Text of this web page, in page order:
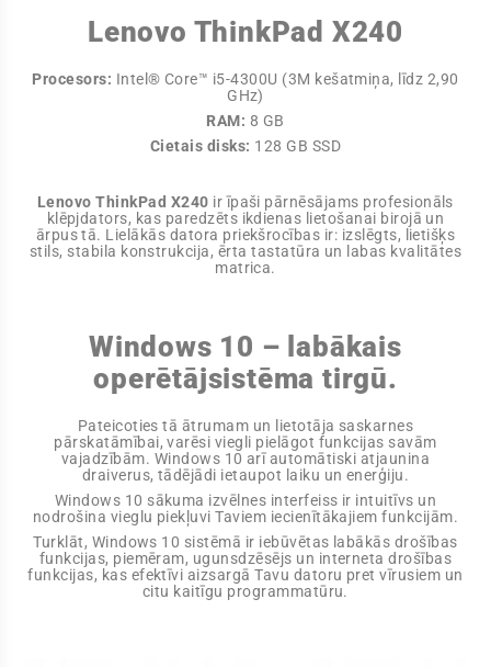
Lenovo ThinkPad X240
Procesors: Intel® Core™ i5-4300U (3M kešatmiņa, līdz 2,90
GHz)
RAM: 8 GB
Cietais disks: 128 GB SSD
Lenovo ThinkPad X240 ir īpaši pārnēsājams profesionāls
klēpjdators, kas paredzēts ikdienas lietošanai birojā un
ārpus tā. Lielākās datora priekšrocības ir: izslēgts, lietišķs
stils, stabila konstrukcija, ērta tastatūra un labas kvalitātes
matrica.
Windows 10 – labākais
operētājsistēma tirgū.
Pateicoties tā ātrumam un lietotāja saskarnes
pārskatāmībai, varēsi viegli pielāgot funkcijas savām
vajadzībām. Windows 10 arī automātiski atjaunina
draiverus, tādējādi ietaupot laiku un enerģiju.
Windows 10 sākuma izvēlnes interfeiss ir intuitīvs un
nodrošina vieglu piekļuvi Taviem iecienītākajiem funkcijām.
Turklāt, Windows 10 sistēmā ir iebūvētas labākās drošības
funkcijas, piemēram, ugunsdzēsējs un interneta drošības
funkcijas, kas efektīvi aizsargā Tavu datoru pret vīrusiem un
citu kaitīgu programmatūru.